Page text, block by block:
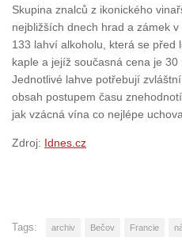
Skupina znalců z ikonického
nejbližších dnech hrad a zámek
133 lahví alkoholu, která se před
kaple a jejíž současná cena je 30
Jednotlivé lahve potřebují
obsah postupem času
jak vzácná vína co nejlépe
Zdroj: Idnes.cz
Tags: archiv Bečov Francie